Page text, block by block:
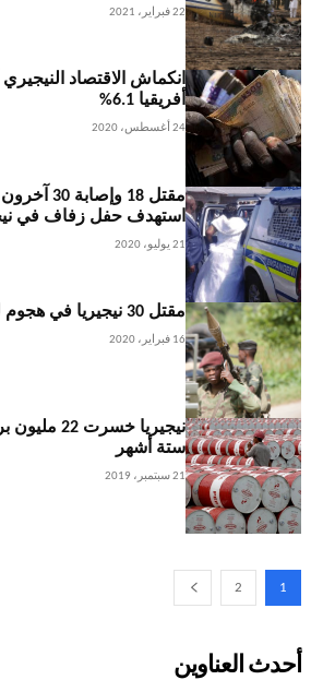
22 فبراير، 2021
انكماش الاقتصاد
أفريقيا 6.1%
24 أغسطس، 2020
مقتل 18
استهدف حفل زفاف في
21 يوليو، 2020
مقتل 30 نيجيريا في هجوم لجماعات مسلحة
16 فبراير، 2020
نيجيريا
ستة أشهر
21 سبتمبر، 2019
1
2
أحدث العناوين